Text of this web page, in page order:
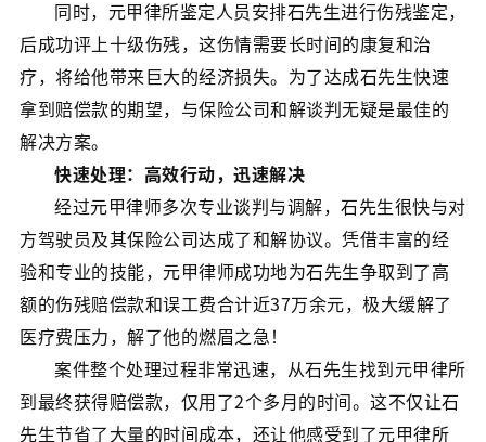
同时，元甲律所鉴定人员安排石先生进行伤残鉴定，
后成功评上十级伤残，这伤情需要长时间的康复和治
疗，将给他带来巨大的经济损失。为了达成石先生快速
拿到赔偿款的期望，与保险公司和解谈判无疑是最佳的
解决方案。
快速处理：高效行动，迅速解决
经过元甲律师多次专业谈判与调解，石先生很快与对
方驾驶员及其保险公司达成了和解协议。凭借丰富的经
验和专业的技能，元甲律师成功地为石先生争取到了高
额的伤残赔偿款和误工费合计近37万余元，极大缓解了
医疗费压力，解了他的燃眉之急！
案件整个处理过程非常迅速，从石先生找到元甲律所
到最终获得赔偿款，仅用了2个多月的时间。这不仅让石
先生节省了大量的时间成本，还让他感受到了元甲律所